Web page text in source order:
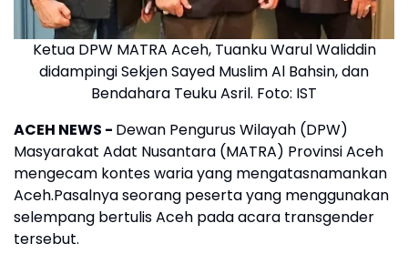
Ketua DPW MATRA Aceh, Tuanku Warul Waliddin
didampingi Sekjen Sayed Muslim Al Bahsin, dan
Bendahara Teuku Asril. Foto: IST
ACEH NEWS - Dewan Pengurus Wilayah (DPW)
Masyarakat Adat Nusantara (MATRA) Provinsi Aceh
mengecam kontes waria yang mengatasnamankan
Aceh.Pasalnya seorang peserta yang menggunakan
selempang bertulis Aceh pada acara transgender
tersebut.